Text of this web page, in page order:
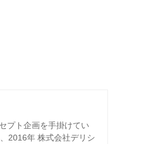
プト企画を手掛けてい
2016年 株式会社デリシ